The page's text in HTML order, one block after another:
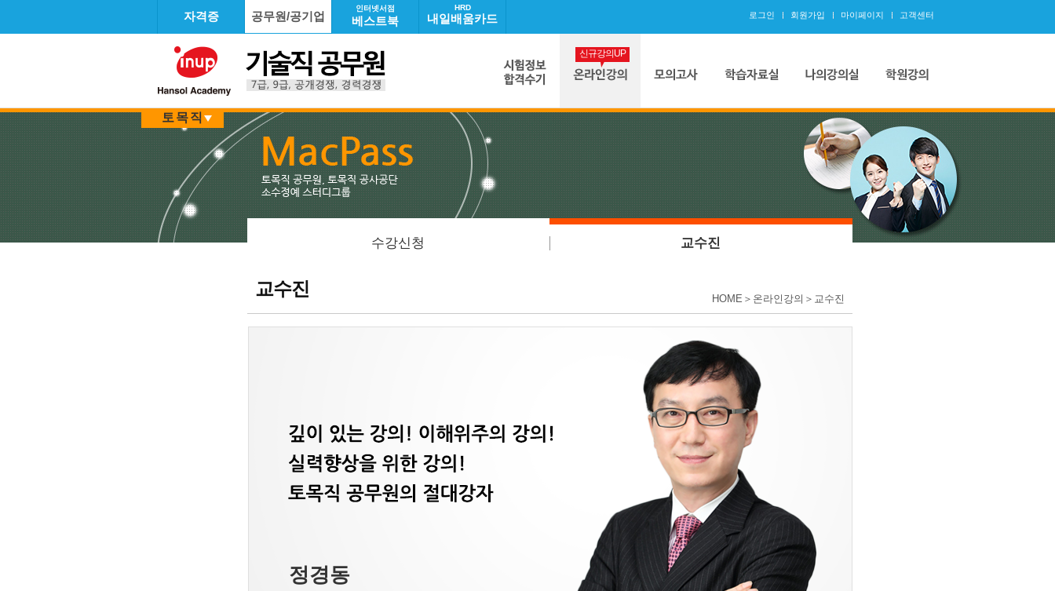
자격증 공무원/공기업
인터넷서점
베스트북
HRD
내일배움카드 로그인 회원가입 마이페이지 고객센터
신규강의UP
수강신청 교수진
교수진 HOME＞온라인강의＞교수진
정경동
토목직